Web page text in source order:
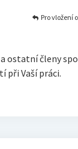
ostatní členy
při Vaší práci.
Pro vložení